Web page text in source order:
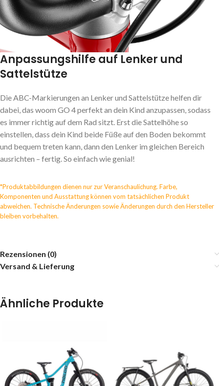
Anpassungshilfe auf Lenker und
Sattelstütze
Die ABC-Markierungen an Lenker und Sattelstütze helfen dir
dabei, das woom GO 4 perfekt an dein Kind anzupassen, sodass
es immer richtig auf dem Rad sitzt. Erst die Sattelhöhe so
einstellen, dass dein Kind beide Füße auf den Boden bekommt
und bequem treten kann, dann den Lenker im gleichen Bereich
ausrichten – fertig. So einfach wie genial!
*Produktabbildungen dienen nur zur Veranschaulichung. Farbe,
Komponenten und Ausstattung können vom tatsächlichen Produkt
abweichen. Technische Änderungen sowie Änderungen durch den Hersteller
bleiben vorbehalten.
Rezensionen (0)
Versand & Lieferung
Ähnliche Produkte